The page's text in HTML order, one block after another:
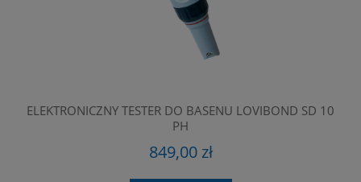
ELEKTRONICZNY TESTER DO BASENU LOVIBOND SD 10
PH
849,00 zł